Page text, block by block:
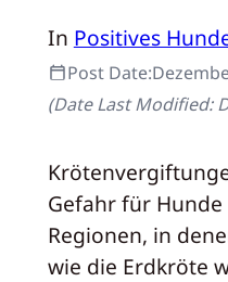
In Positives
Post Date:
(Date Last Modified:
Gefahr für
Regionen, in
wie die Erdkröte